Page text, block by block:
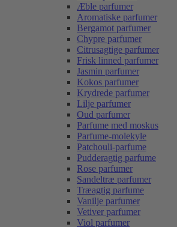
Æble parfumer
Aromatiske parfumer
Bergamot parfumer
Chypre parfumer
Citrusagtige parfumer
Frisk linned parfumer
Jasmin parfumer
Kokos parfumer
Krydrede parfumer
Lilje parfumer
Oud parfumer
Parfume med moskus
Parfume-molekyle
Patchouli-parfume
Pudderagtig parfume
Rose parfumer
Sandeltræ parfumer
Træagtig parfume
Vanilje parfumer
Vetiver parfumer
Viol parfumer